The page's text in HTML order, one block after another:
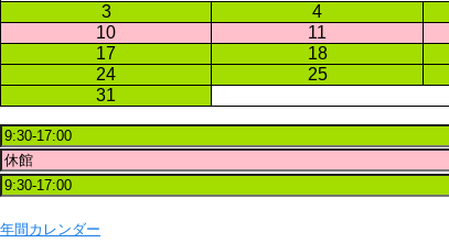
3
4
10
11
17
18
24
25
31
年間カレンダー